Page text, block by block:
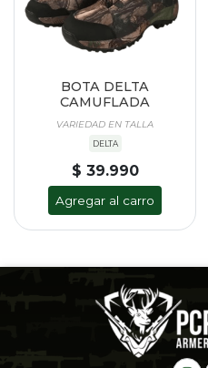
BOTA DELTA
CAMUFLADA
VARIEDAD EN TALLA
DELTA
$ 39.990
Agregar al carro